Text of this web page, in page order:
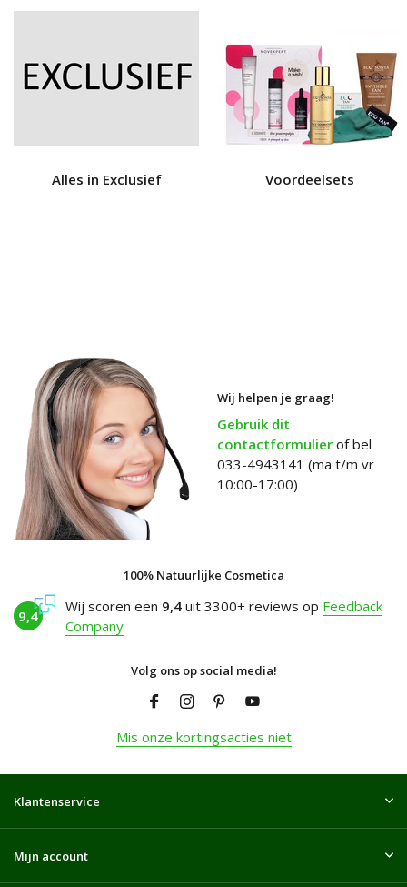
Alles in Exclusief Voordeelsets
Wij helpen je graag!
Gebruik dit
contactformulier of bel
033-4943141 (ma t/m vr
10:00-17:00)
100% Natuurlijke Cosmetica
9,4
Wij scoren een 9,4 uit 3300+ reviews op Feedback
Company
Volg ons op social media!
Mis onze kortingsacties niet
Klantenservice
Mijn account